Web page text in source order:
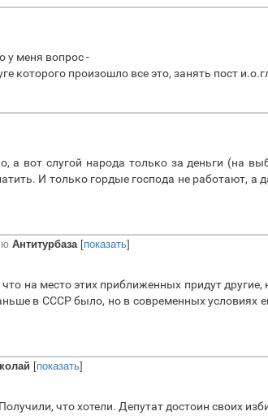
у меня вопрос -
которого произошло все это, занять пост
а вот слугой народа только за деньги (на
И только гордые господа не работают, а
Антитурбаза[показать]
на место этих приближенных придут
в СССР было, но в современных условиях
[показать]
что хотели. Депутат достоин своих